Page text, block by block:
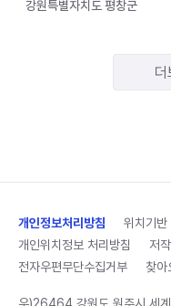
강원특별자치도 평창군
개인정보처리방침
위치기반
개인위치정보 처리방침
저
전자우편무단수집거부
찾아